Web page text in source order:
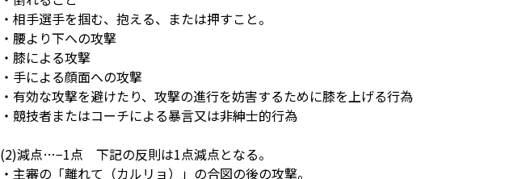
・相手選手を掴む、抱える、または押すこと。
・腰より下への攻撃
・膝による攻撃
・手による顔面への攻撃
・有効な攻撃を避けたり、攻撃の進行を妨害するために膝を上げる行為
・競技者またはコーチによる暴言又は非紳士的行為
(2)減点…−1点 下記の反則は1点減点となる。
・主審の「離れて（カルリョ）」の合図の後の攻撃。